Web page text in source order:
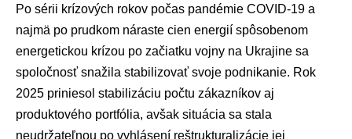
Po sérii krízových rokov počas pandémie COVID-19 a
najmä po prudkom náraste cien energií spôsobenom
energetickou krízou po začiatku vojny na Ukrajine sa
spoločnosť snažila stabilizovať svoje podnikanie. Rok
2025 priniesol stabilizáciu počtu zákazníkov aj
produktového portfólia, avšak situácia sa stala
neudržateľnou po vyhlásení reštrukturalizácie jej